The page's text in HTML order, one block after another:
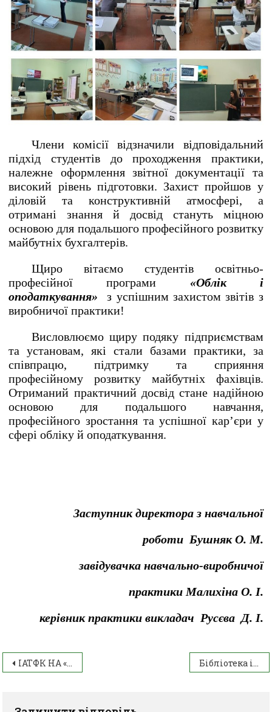
Члени комісії відзначили відповідальний
підхід студентів до проходження практики,
належне оформлення звітної документації та
високий рівень підготовки. Захист пройшов у
діловій та конструктивній атмосфері, а
отримані знання й досвід стануть міцною
основою для подальшого професійного розвитку
майбутніх бухгалтерів.
Щиро вітаємо студентів освітньо-
професійної програми «Облік і
оподаткування» з успішним захистом звітів з
виробничої практики!
Висловлюємо щиру подяку підприємствам
та установам, які стали базами практики, за
співпрацю, підтримку та сприяння
професійному розвитку майбутніх фахівців.
Отриманий практичний досвід стане надійною
основою для подальшого навчання,
професійного зростання та успішної кар’єри у
сфері обліку й оподаткування.
Заступник директора з навчальної
роботи Бушняк О. М.
завідувачка навчально-виробничої
практики Малихіна О. І.
керівник практики викладач Русєва Д. І.
ІАТФК НА «ЯРМАРЦІ ПРОФЕСІЙ» Бібліотека інформує: «Господарі української землі» – до Дня фермера